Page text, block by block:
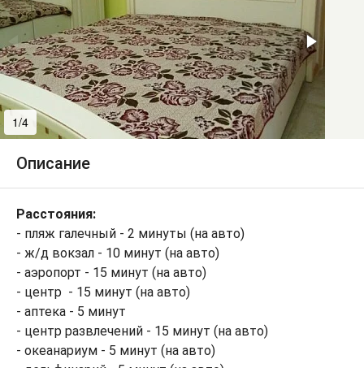
1/4
Описание
Расстояния:
- пляж галечный - 2 минуты (на авто)
- ж/д вокзал - 10 минут (на авто)
- аэропорт - 15 минут (на авто)
- центр - 15 минут (на авто)
- аптека - 5 минут
- центр развлечений - 15 минут (на авто)
- океанариум - 5 минут (на авто)